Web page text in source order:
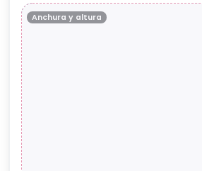
Anchura y altura